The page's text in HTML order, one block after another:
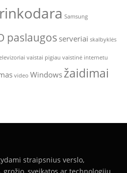
rinkodara Samsung
paslaugos serveriai skalbyklės
vaistai pigiau vaistinė internetu
video Windowsžaidimai
straipsnius verslo,